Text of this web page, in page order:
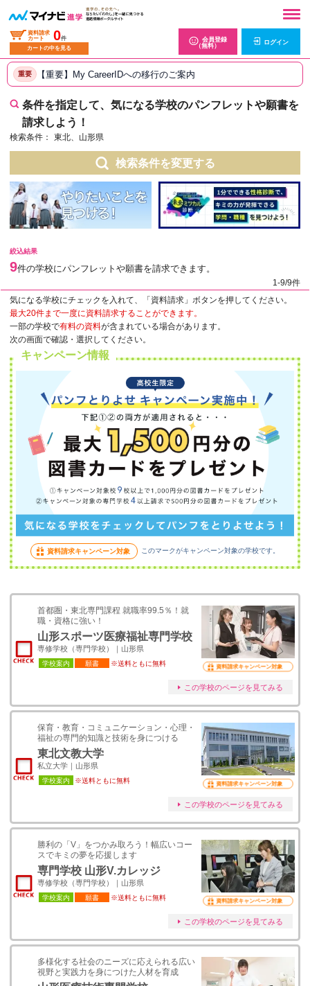
資料請求
カート
0件
カートの中を見る
会員登録
（無料）
ログイン
重要 【重要】My CareerIDへの移行のご案内
条件を指定して、気になる学校のパンフレットや願書を
請求しよう！
検索条件： 東北、山形県
検索条件を変更する
絞込結果
9件の学校にパンフレットや願書を請求できます。
1-9/9件
気になる学校にチェックを入れて、「資料請求」ボタンを押してください。
最大20件まで一度に資料請求することができます。
一部の学校で有料の資料が含まれている場合があります。
次の画面で確認・選択してください。
キャンペーン情報
資料請求キャンペーン対象 このマークがキャンペーン対象の学校です。
首都圏・東北専門課程 就職率99.5％！就
職・資格に強い！
山形スポーツ医療福祉専門学校
専修学校（専門学校）｜山形県
学校案内 願書 ※送料ともに無料 資料請求キャンペーン対象
この学校のページを見てみる
保育・教育・コミュニケーション・心理・
福祉の専門的知識と技術を身につける
東北文教大学
私立大学｜山形県
学校案内 ※送料ともに無料 資料請求キャンペーン対象
この学校のページを見てみる
勝利の「V」をつかみ取ろう！幅広いコー
スでキミの夢を応援します
専門学校 山形V.カレッジ
専修学校（専門学校）｜山形県
学校案内 願書 ※送料ともに無料 資料請求キャンペーン対象
この学校のページを見てみる
多様化する社会のニーズに応えられる広い
視野と実践力を身につけた人材を育成